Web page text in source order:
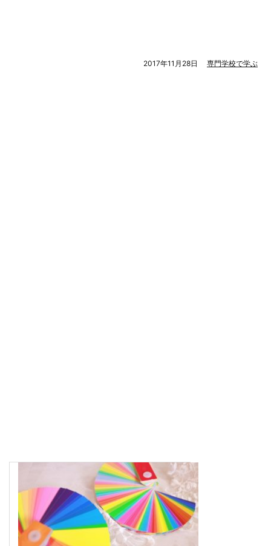
2017年11月28日 専門学校で学ぶ